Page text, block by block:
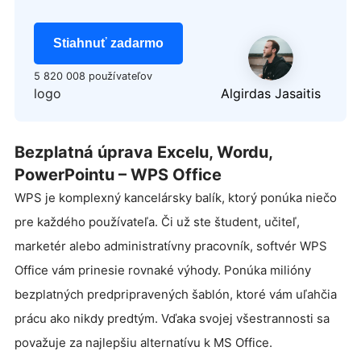
Stiahnuť zadarmo
5 820 008 používateľov
Algirdas Jasaitis
logo
Bezplatná úprava Excelu, Wordu,
PowerPointu – WPS Office
WPS je komplexný kancelársky balík, ktorý ponúka niečo
pre každého používateľa. Či už ste študent, učiteľ,
marketér alebo administratívny pracovník, softvér WPS
Office vám prinesie rovnaké výhody. Ponúka milióny
bezplatných predpripravených šablón, ktoré vám uľahčia
prácu ako nikdy predtým. Vďaka svojej všestrannosti sa
považuje za najlepšiu alternatívu k MS Office.